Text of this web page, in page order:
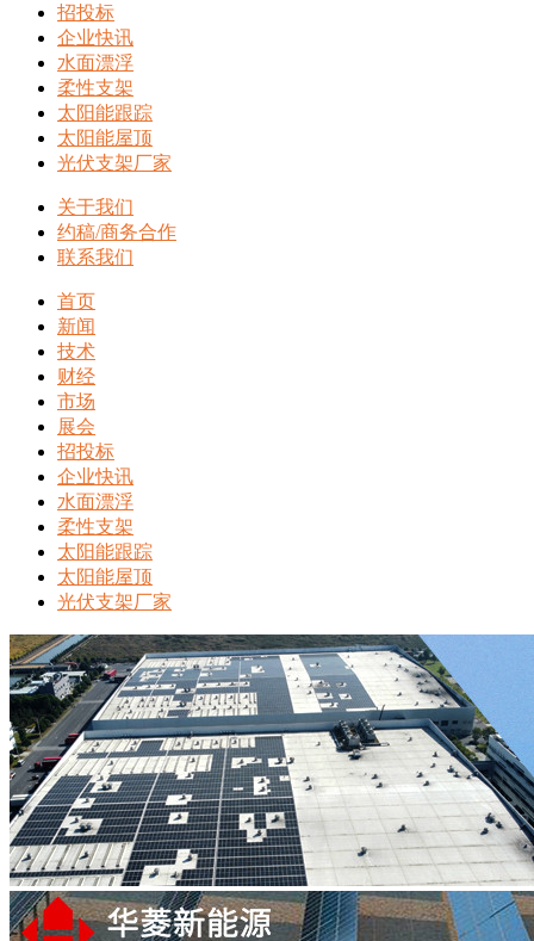
招投标
企业快讯
水面漂浮
柔性支架
太阳能跟踪
太阳能屋顶
光伏支架厂家
关于我们
约稿/商务合作
联系我们
首页
新闻
技术
财经
市场
展会
招投标
企业快讯
水面漂浮
柔性支架
太阳能跟踪
太阳能屋顶
光伏支架厂家